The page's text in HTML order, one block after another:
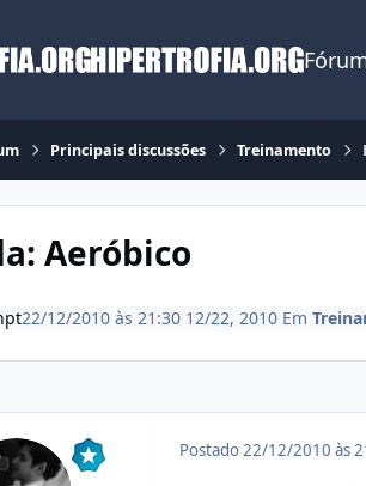
Principais discussões Treinamento
Aeróbico
22/12/2010 às 21:30 12/22, 2010 Em
Postado 22/12/2010 às